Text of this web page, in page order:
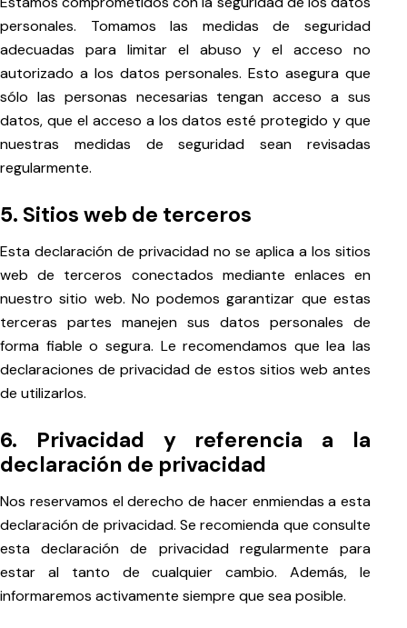
personales. Tomamos las medidas de seguridad
adecuadas para limitar el abuso y el acceso no
autorizado a los datos personales. Esto asegura que
sólo las personas necesarias tengan acceso a sus
datos, que el acceso a los datos esté protegido y que
nuestras medidas de seguridad sean revisadas
regularmente.
5. Sitios web de terceros
Esta declaración de privacidad no se aplica a los sitios
web de terceros conectados mediante enlaces en
nuestro sitio web. No podemos garantizar que estas
terceras partes manejen sus datos personales de
forma fiable o segura. Le recomendamos que lea las
declaraciones de privacidad de estos sitios web antes
de utilizarlos.
6. Privacidad y referencia a la
declaración de privacidad
Nos reservamos el derecho de hacer enmiendas a esta
declaración de privacidad. Se recomienda que consulte
esta declaración de privacidad regularmente para
estar al tanto de cualquier cambio. Además, le
informaremos activamente siempre que sea posible.